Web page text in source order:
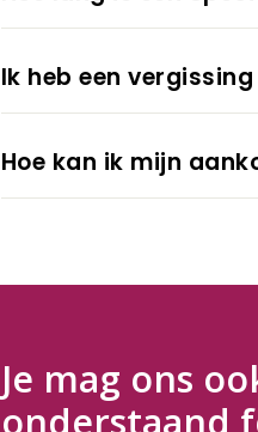
Ik heb een
Hoe kan ik mijn
Je mag ons
onderstaand